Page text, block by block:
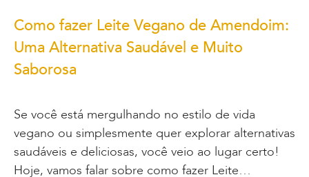
Como fazer Leite Vegano de Amendoim:
Uma Alternativa Saudável e Muito
Saborosa
Se você está mergulhando no estilo de vida
vegano ou simplesmente quer explorar alternativas
saudáveis e deliciosas, você veio ao lugar certo!
Hoje, vamos falar sobre como fazer Leite…